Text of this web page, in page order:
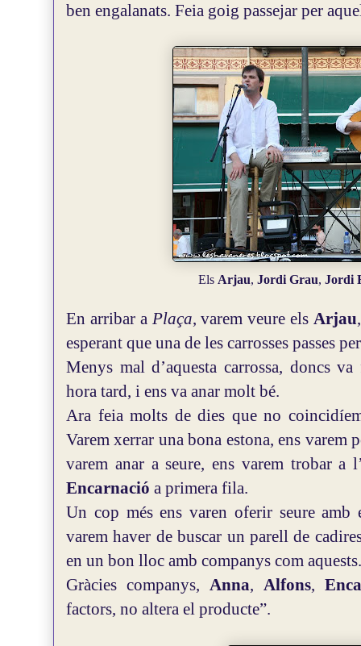
ben engalanats. Feia goig passejar per
Els Arjau, Jordi Grau, Jordi
En arribar a Plaça, varem veure elsArjau
esperant que una de les carrosses passes
Menys mal d’aquesta carrossa, doncs
hora tard, i ens va anar molt bé.
Ara feia molts de dies que no
Varem xerrar una bona estona, ens varem
varem anar a seure, ens varem trobar a
Encarnació a primera fila.
Un cop més ens varen oferir seure
varem haver de buscar un parell de
en un bon lloc amb companys com aquests.
Gràcies companys,Anna,Alfons,
factors, no altera el producte”.